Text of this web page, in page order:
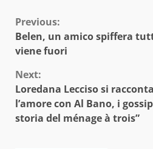
Continue
Reading
Previous:
Belen, un amico spiffera
viene fuori
Next:
Loredana Lecciso si
l’amore con Al Bano, i
storia del ménage à trois”